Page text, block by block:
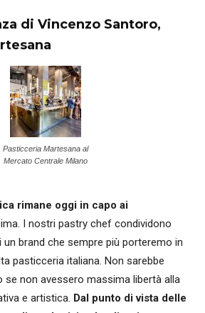
di Vincenzo Santoro,
Pasticceria Martesana al
Mercato Centrale Milano
rimane oggi in capo ai
I nostri pastry chef condividono
brand che sempre più porteremo in
pasticceria italiana. Non sarebbe
non avessero massima libertà alla
e artistica. Dal punto di vista delle